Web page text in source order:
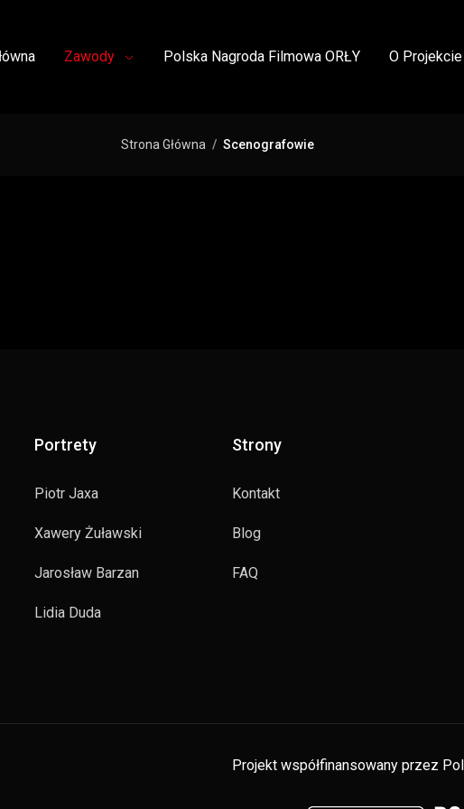
Zawody Polska Nagroda Filmowa ORŁY O Projekcie
Strona Główna Scenografowie
Portrety
Piotr Jaxa
Xawery Żuławski
Jarosław Barzan
Lidia Duda
Strony
Kontakt
Blog
FAQ
Projekt współfinansowany przez